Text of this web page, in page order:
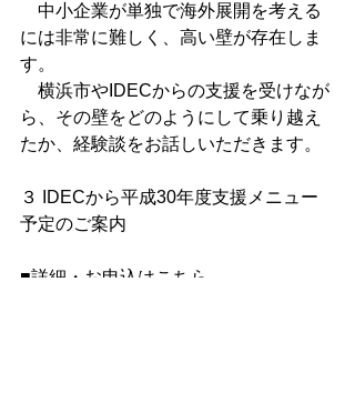
中小企業が単独で海外展開を考える
には非常に難しく、高い壁が存在しま
す。
横浜市やIDECからの支援を受けなが
ら、その壁をどのようにして乗り越え
たか、経験談をお話しいただきます。
３ IDECから平成30年度支援メニュー
予定のご案内
■詳細・お申込はこちら